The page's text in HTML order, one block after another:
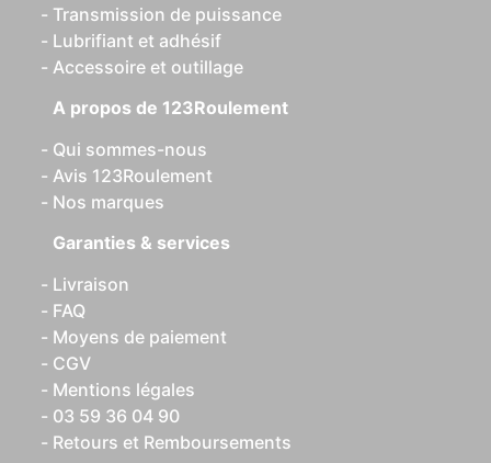
Transmission de puissance
Lubrifiant et adhésif
Accessoire et outillage
A propos de 123Roulement
Qui sommes-nous
Avis 123Roulement
Nos marques
Garanties & services
Livraison
FAQ
Moyens de paiement
CGV
Mentions légales
03 59 36 04 90
Retours et Remboursements